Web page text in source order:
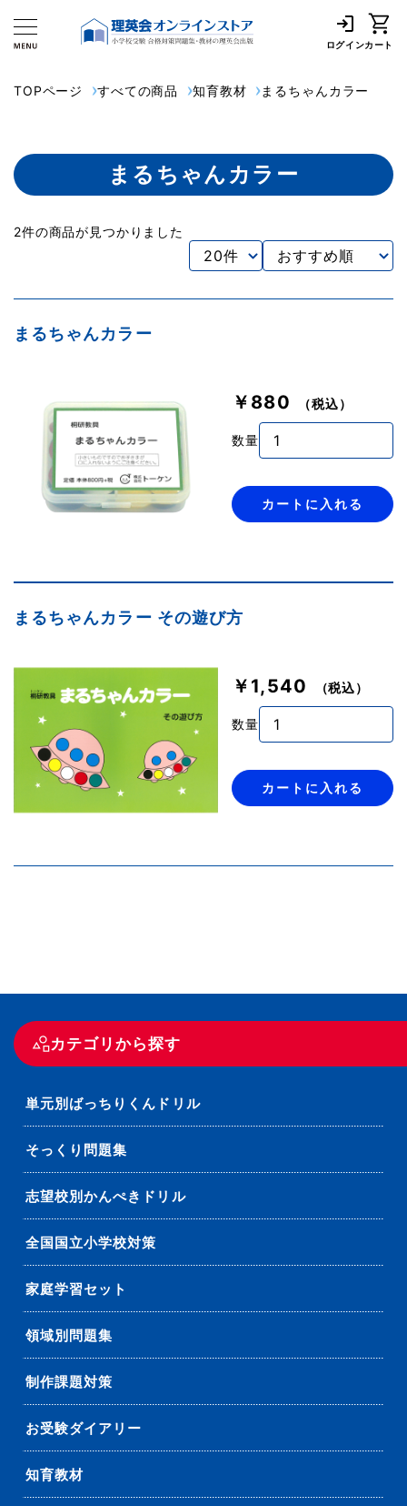
ログインカート
TOPページ すべての商品 知育教材 まるちゃんカラー
カテゴリから探す
単元別ばっちりくんドリル
そっくり問題集
志望校別かんぺきドリル
全国国立小学校対策
家庭学習セット
領域別問題集
制作課題対策
お受験ダイアリー
知育教材
まるちゃんカラー
2件の商品が見つかりました
まるちゃんカラー
￥880 （税込）
数量
カートに入れる
まるちゃんカラー その遊び方
￥1,540 （税込）
数量
カートに入れる